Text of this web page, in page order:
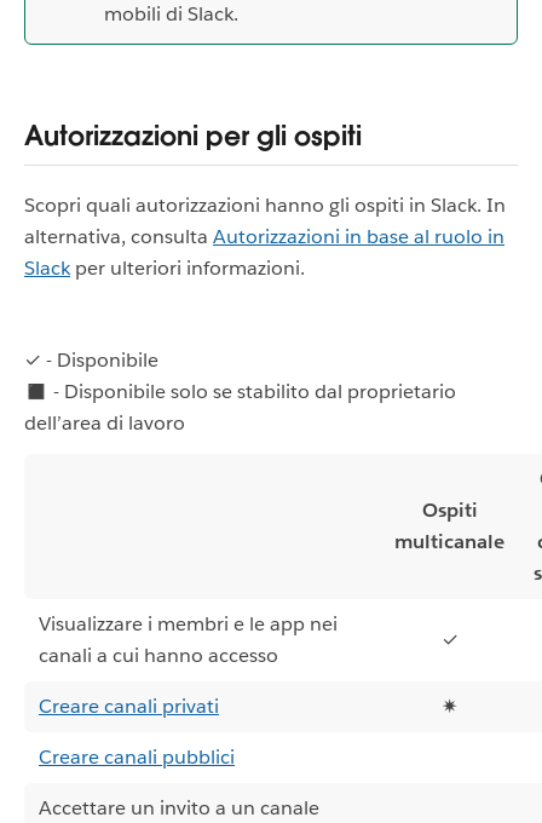
mobili di Slack.
Autorizzazioni per gli ospiti
Scopri quali autorizzazioni hanno gli ospiti in Slack. In
alternativa, consulta Autorizzazioni in base al ruolo in
Slackper ulteriori informazioni.
✓ - Disponibile
◼ - Disponibile solo se stabilito dal proprietario
dell’area di lavoro
Ospiti
multicanale
Visualizzare i membri e le app nei
canali a cui hanno accesso
✓
Creare canali privati
✷
Creare canali pubblici
Accettare un invito a un canale